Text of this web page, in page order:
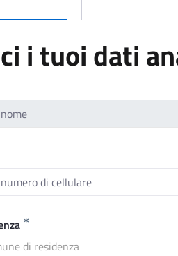
i tuoi dati
di residenza